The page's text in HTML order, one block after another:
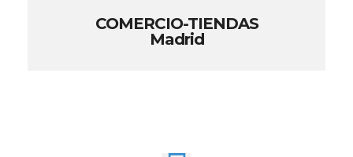
COMERCIO-TIENDAS
Madrid